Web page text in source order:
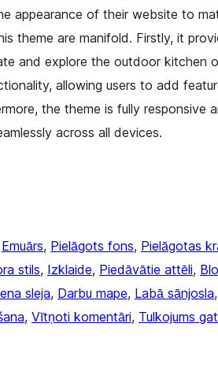
appearance of their website to
theme are manifold. Firstly, it
and explore the outdoor kitchen
allowing users to add
the theme is fully responsive
across all devices.
Emuārs, Pielāgots fons, Pielāgotas
stils, Izklaide, Piedāvātie attēli,
sleja, Darbu mape, Labā sānjosla,
, Vītņoti komentāri, Tulkojums